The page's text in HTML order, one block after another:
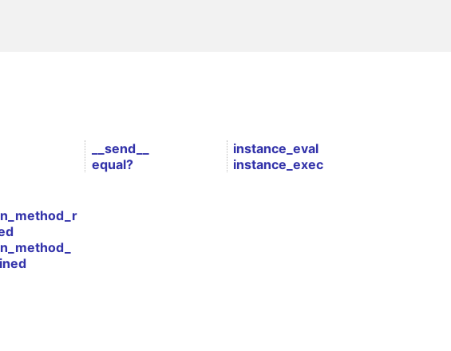
__send__
equal?
instance_eval
instance_exec